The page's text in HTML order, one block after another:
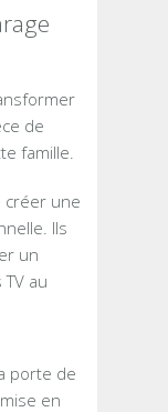
de
famille.
créer une
Ils
un
au
porte de
en